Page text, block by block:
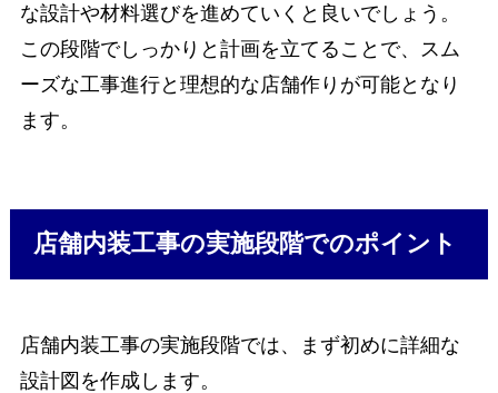
な設計や材料選びを進めていくと良いでしょう。
この段階でしっかりと計画を立てることで、スム
ーズな工事進行と理想的な店舗作りが可能となり
ます。
店舗内装工事の実施段階でのポイント
店舗内装工事の実施段階では、まず初めに詳細な
設計図を作成します。